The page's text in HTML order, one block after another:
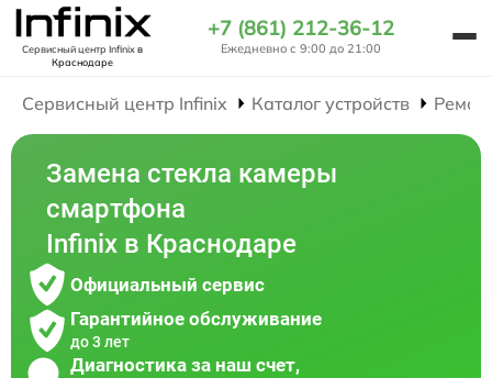
Сервисный центр Infinixв
Краснодаре
+7 (861) 212-36-12
Ежедневно с 9:00 до 21:00
Сервисный центр Infinix Каталог устройств
Замена стекла камеры
смартфона
Infinix в Краснодаре
Официальный сервис
Гарантийное обслуживание
до 3 лет
Диагностика за наш счет,